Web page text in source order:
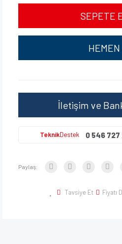
SEPETE
İletişim ve
TeknikDestek 0 546 727
Paylaş:
Tavsiye Et Fiyatı